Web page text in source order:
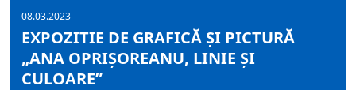
08.03.2023
EXPOZITIE DE GRAFICĂ ȘI PICTURĂ
„ANA OPRIȘOREANU, LINIE ȘI
CULOARE”